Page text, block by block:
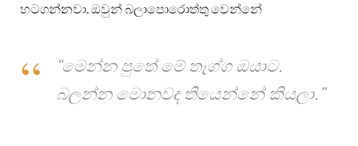
හටගන්නවා. ඔවුන් බලාපොරොත්තු වෙන්නේ
“මෙන්න පුතේ මේ තෑග්ග ඔයාට.
බලන්න මොනවද තියෙන්නේ කියලා.”